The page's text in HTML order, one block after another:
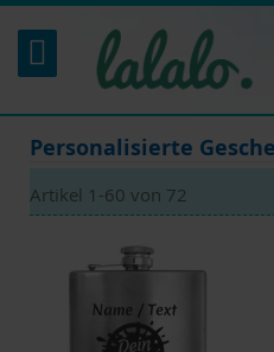
Inhalt
springen
Personalisierte
Artikel 1 -60 von 72